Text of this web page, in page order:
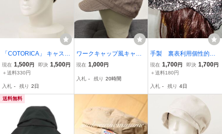
「COTORICA」 キャスケ
ット - ベージュ レディー
ス
現在 1,500円 即決 1,500円
＋送料330円
入札 - 残り 2日
ワークキャップ風キャス
ケット サイズ58cm 〜6
ェック（千鳥格子）大き
現在 1,000円
入札 - 残り 20時間
手製 裏表利用個性的
６枚はぎキャスケット
５８㎝
現在 1,700円 即決 1,700円
＋送料180円
入札 - 残り 4日
送料無料